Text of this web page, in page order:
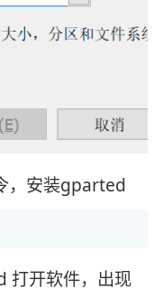
，安装gparted
打开软件，出现